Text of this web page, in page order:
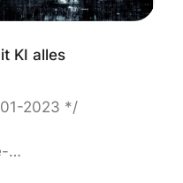
KI alles
2023 */